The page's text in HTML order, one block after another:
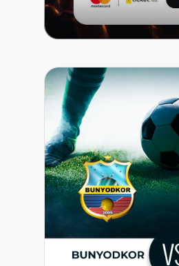
Mastercard x ITICKET.UZ